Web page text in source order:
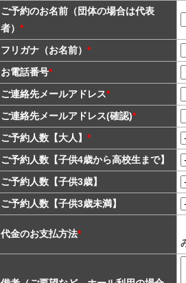
ご予約のお名前（団体の場合は代表
者） *
フリガナ（お名前） *
お電話番号*
ご連絡先メールアドレス*
ご連絡先メールアドレス(確認)*
ご予約人数【大人】 *
ご予約人数【子供4歳から高校生まで】
ご予約人数【子供3歳】
ご予約人数【子供3歳未満】
代金のお支払方法*